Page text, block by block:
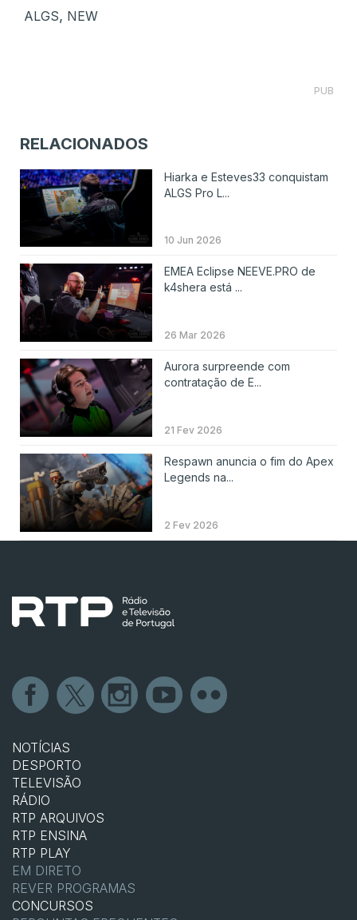
ALGS, NEW
PUB
RELACIONADOS
Hiarka e Esteves33 conquistam
ALGS Pro L...
10 Jun 2026
EMEA Eclipse NEEVE.PRO de
k4shera está ...
26 Mar 2026
Aurora surpreende com
contratação de E...
21 Fev 2026
Respawn anuncia o fim do Apex
Legends na...
2 Fev 2026
NOTÍCIAS
DESPORTO
TELEVISÃO
RÁDIO
RTP ARQUIVOS
RTP ENSINA
RTP PLAY
EM DIRETO
REVER PROGRAMAS
CONCURSOS